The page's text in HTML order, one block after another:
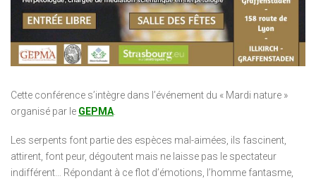
Cette conférence s’intègre dans l’événement du « Mardi nature »
organisé par le GEPMA
Les serpents font partie des espèces mal-aimées, ils fascinent,
attirent, font peur, dégoutent mais ne laisse pas le spectateur
indifférent… Répondant à ce flot d’émotions, l’homme fantasme,